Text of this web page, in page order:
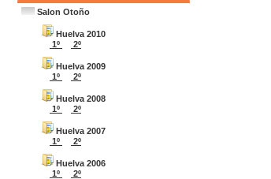
Salon Otoño
Huelva 2010
1º
2º
Huelva 2009
1º
2º
Huelva 2008
1º
2º
Huelva 2007
1º
2º
Huelva 2006
1º
2º